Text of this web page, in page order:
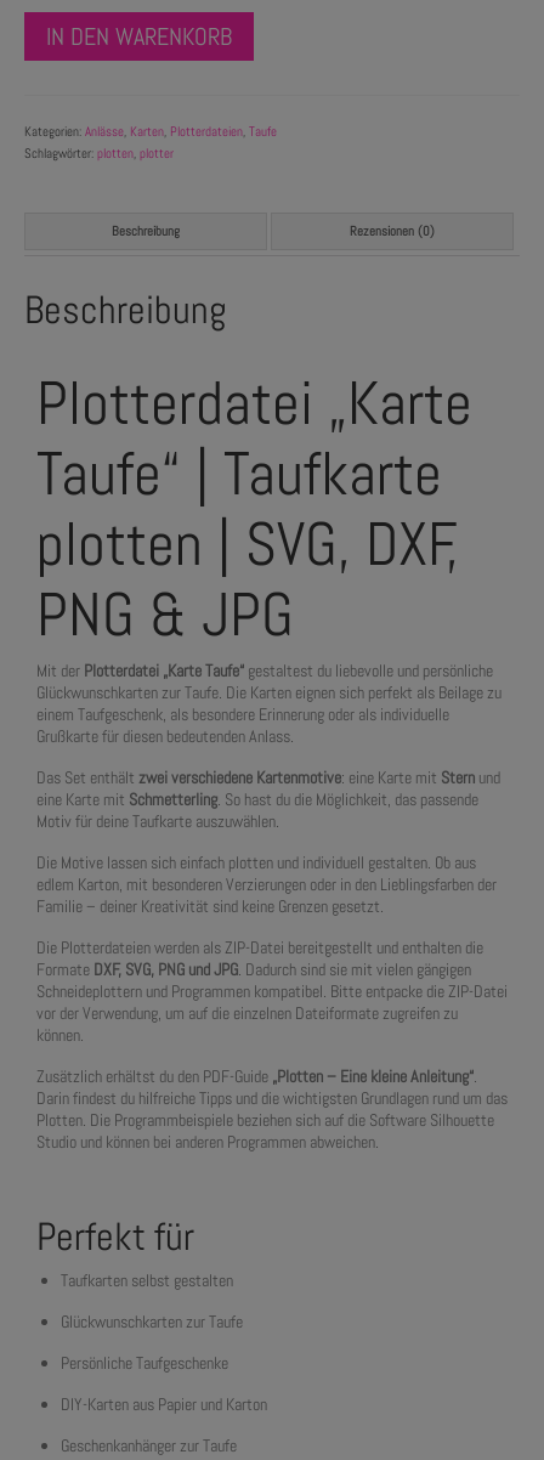
IN DEN WARENKORB
Kategorien: Anlässe Karten Plotterdateien Taufe
Schlagwörter: plotten plotter
Beschreibung Rezensionen (0)
Beschreibung
Plotterdatei „Karte
Taufe“ | Taufkarte
plotten | SVG, DXF,
PNG & JPG
Mit der Plotterdatei „Karte Taufe“ gestaltest du liebevolle und persönliche
Glückwunschkarten zur Taufe. Die Karten eignen sich perfekt als Beilage zu
einem Taufgeschenk, als besondere Erinnerung oder als individuelle
Grußkarte für diesen bedeutenden Anlass.
Das Set enthält zwei verschiedene Kartenmotive: eine Karte mit Stern und
eine Karte mit Schmetterling . So hast du die Möglichkeit, das passende
Motiv für deine Taufkarte auszuwählen.
Die Motive lassen sich einfach plotten und individuell gestalten. Ob aus
edlem Karton, mit besonderen Verzierungen oder in den Lieblingsfarben der
Familie – deiner Kreativität sind keine Grenzen gesetzt.
Die Plotterdateien werden als ZIP-Datei bereitgestellt und enthalten die
Formate DXF, SVG, PNG und JPG . Dadurch sind sie mit vielen gängigen
Schneideplottern und Programmen kompatibel. Bitte entpacke die ZIP-Datei
vor der Verwendung, um auf die einzelnen Dateiformate zugreifen zu
können.
Zusätzlich erhältst du den PDF-Guide „Plotten – Eine kleine Anleitung“
Darin findest du hilfreiche Tipps und die wichtigsten Grundlagen rund um das
Plotten. Die Programmbeispiele beziehen sich auf die Software Silhouette
Studio und können bei anderen Programmen abweichen.
Perfekt für
Taufkarten selbst gestalten
Glückwunschkarten zur Taufe
Persönliche Taufgeschenke
DIY-Karten aus Papier und Karton
Geschenkanhänger zur Taufe